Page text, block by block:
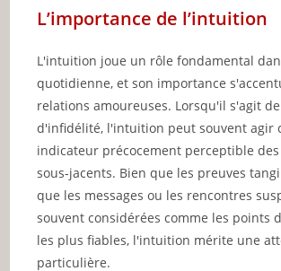
L’importance de l’intuition
L'intuition joue un rôle fondamental
quotidienne, et son importance
relations amoureuses. Lorsqu'il s'agit
d'infidélité, l'intuition peut souvent agir
indicateur précocement perceptible
sous-jacents. Bien que les preuves
que les messages ou les rencontres
souvent considérées comme les points
les plus fiables, l'intuition mérite une
particulière.